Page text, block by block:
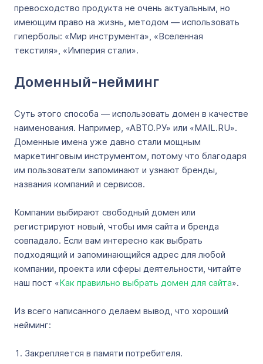
превосходство продукта не очень актуальным, но
имеющим право на жизнь, методом — использовать
гиперболы: «Мир инструмента», «Вселенная
текстиля», «Империя стали».
Доменный-нейминг
Суть этого способа — использовать домен в качестве
наименования. Например, «АВТО.РУ» или «MAIL.RU».
Доменные имена уже давно стали мощным
маркетинговым инструментом, потому что благодаря
им пользователи запоминают и узнают бренды,
названия компаний и сервисов.
Компании выбирают свободный домен или
регистрируют новый, чтобы имя сайта и бренда
совпадало. Если вам интересно как выбрать
подходящий и запоминающийся адрес для любой
компании, проекта или сферы деятельности, читайте
наш пост «Как правильно выбрать домен для сайта».
Из всего написанного делаем вывод, что хороший
нейминг:
Закрепляется в памяти потребителя.